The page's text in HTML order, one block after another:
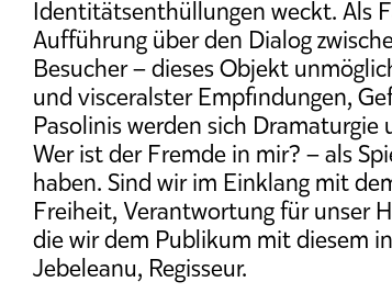
Identitätsenthüllungen weckt. Als
Aufführung über den Dialog
Besucher – dieses Objekt
und visceralster Empfindungen,
Pasolinis werden sich Dramaturgie
Wer ist der Fremde in mir? – als
haben. Sind wir im Einklang mit
Freiheit, Verantwortung für unser
die wir dem Publikum mit diesem
Jebeleanu, Regisseur.